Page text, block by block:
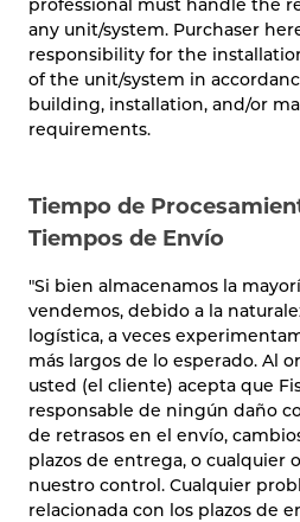
professional must handle the
any unit/system. Purchaser
responsibility for the
of the unit/system in
building, installation, and/or
requirements.
Tiempo de
Tiempos de Envío
"Si bien almacenamos la
vendemos, debido a la
logística, a veces
más largos de lo esperado. Al
usted (el cliente) acepta que
responsable de ningún daño
de retrasos en el envío,
plazos de entrega, o cualquier
nuestro control. Cualquier
relacionada con los plazos de